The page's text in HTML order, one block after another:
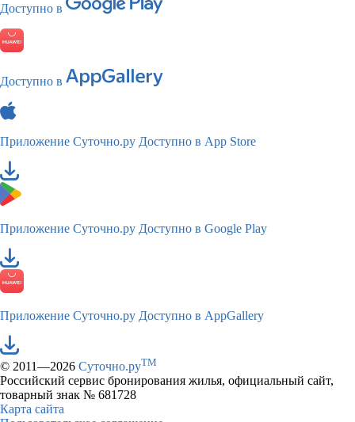
Доступно в
Доступно в
Приложение Суточно.ру Доступно в App Store
Приложение Суточно.ру Доступно в Google Play
Приложение Суточно.ру Доступно в AppGallery
© 2011—2026 Суточно.руTM
Российский сервис бронирования жилья, официальный сайт,
товарный знак № 681728
Карта сайта